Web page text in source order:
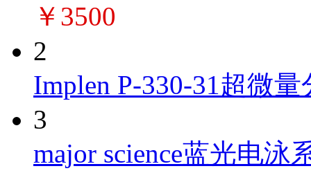
￥3500
2
Implen P-330-31超微量
3
major science蓝光电泳